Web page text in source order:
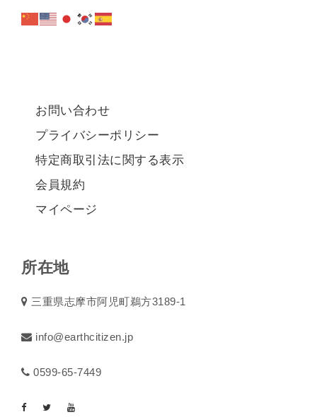
お問い合わせ
プライバシーポリシー
特定商取引法に関する表示
会員規約
マイページ
所在地
三重県志摩市阿児町鵜方3189-1
info@earthcitizen.jp
0599-65-7449